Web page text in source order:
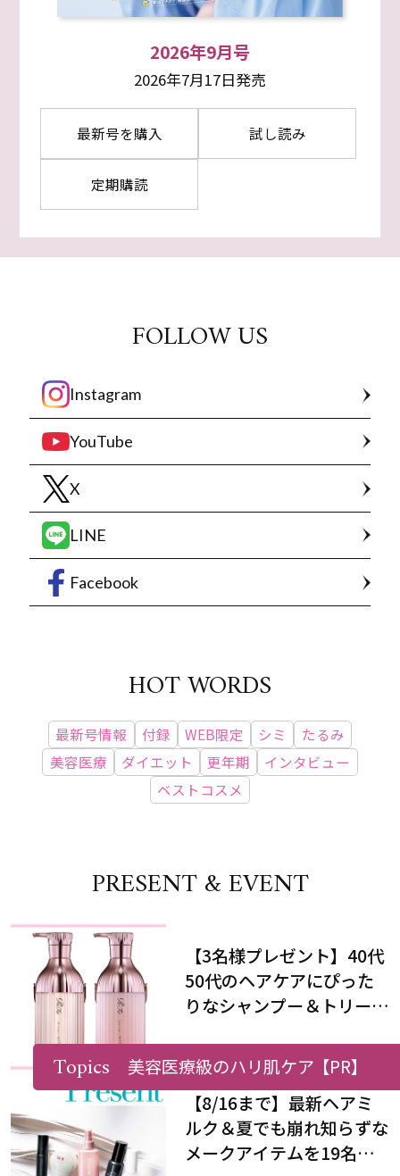
2026年9月号
2026年7月17日発売
最新号を購入 試し読み
定期購読
FOLLOW US
Instagram
YouTube
X
LINE
Facebook
HOT WORDS
最新号情報 付録 WEB限定 シミ
たるみ
美容医療
ダイエット 更年期
インタビュー
ベストコスメ
PRESENT & EVENT
【3名様プレゼント】40代
50代のヘアケアにぴった
りなシャンプー＆トリート
処！
【8/16まで】最新ヘアミ
ルク＆夏でも崩れ知らずな
メークアイテムを19名様
Topics 美容医療級のハリ肌ケア【PR】